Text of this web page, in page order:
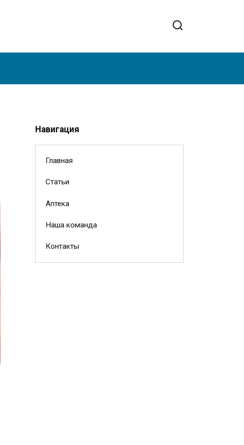
Навигация
Главная
Статьи
Аптека
Наша команда
Контакты